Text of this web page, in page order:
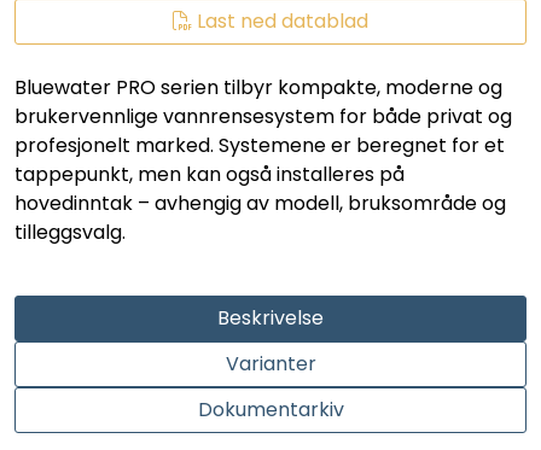
Last ned datablad
Bluewater PRO serien tilbyr kompakte, moderne og
brukervennlige vannrensesystem for både privat og
profesjonelt marked. Systemene er beregnet for et
tappepunkt, men kan også installeres på
hovedinntak – avhengig av modell, bruksområde og
tilleggsvalg.
Beskrivelse
Varianter
Dokumentarkiv
STATISKE MIKSERE
LAGERSALG
Marked
Aktuelt
Kontakt